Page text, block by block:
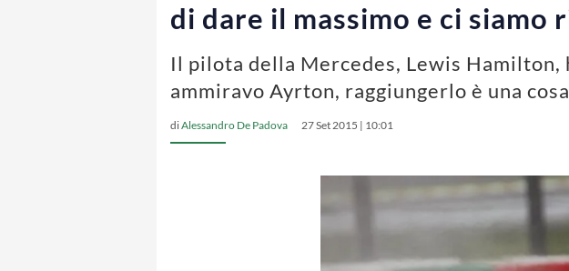
di dare il massimo e ci siamo
Il pilota della Mercedes, Lewis Hamilton,
ammiravo Ayrton, raggiungerlo è una
diAlessandro De Padova 27 Set 2015 | 10:01